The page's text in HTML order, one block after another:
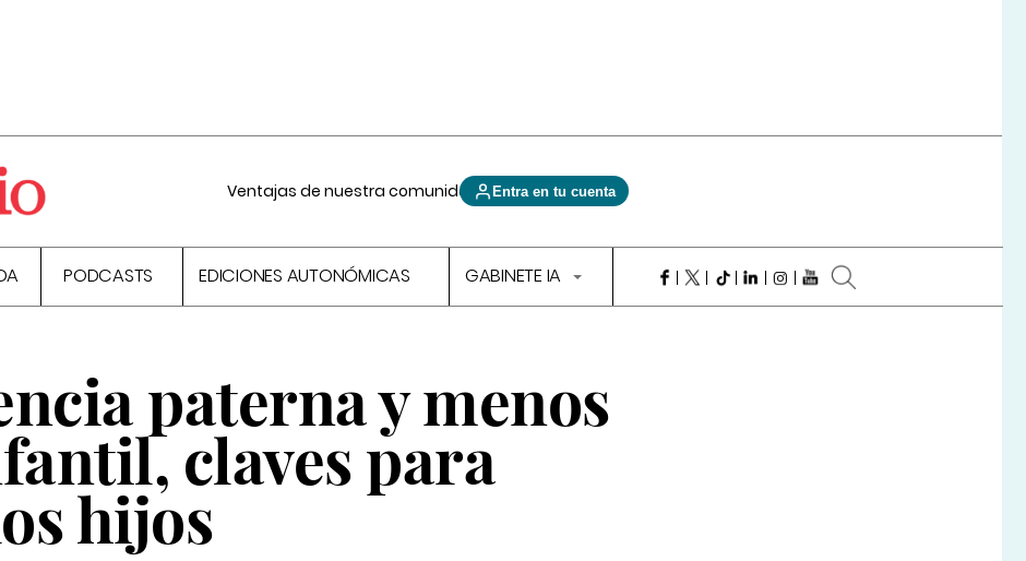
Ventajas de nuestra comunidad Entra en tu cuenta
PODCASTS EDICIONES AUTONÓMICAS GABINETE IA
paterna y menos
claves para
hijos